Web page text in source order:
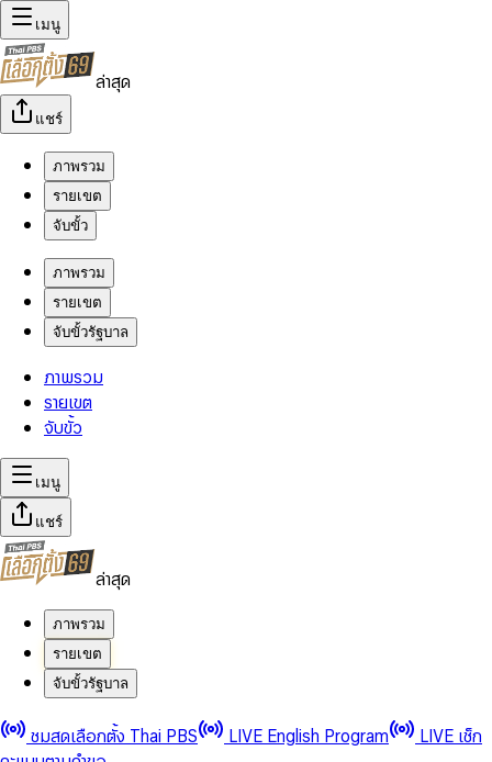
เมนู
ล่าสุด
แชร์
ภาพรวม
รายเขต
จับขั้ว
ภาพรวม
รายเขต
จับขั้วรัฐบาล
ภาพรวม
รายเขต
จับขั้ว
เมนู
แชร์
ล่าสุด
ภาพรวม
รายเขต
จับขั้วรัฐบาล
ชมสดเลือกตั้ง Thai PBS LIVE English Program
LIVE เช็ก
0
1
0
1 0